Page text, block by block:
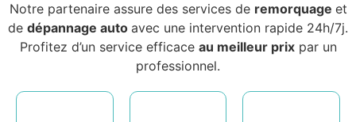
Notre partenaire assure des services de remorquage et
de dépannage auto avec une intervention rapide 24h/7j.
Profitez d’un service efficace au meilleur prixpar un
professionnel.